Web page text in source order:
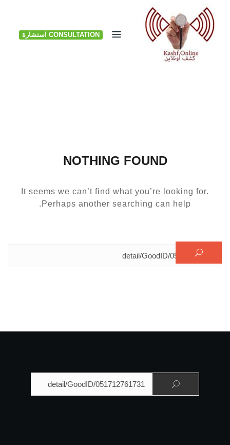
Skip
content
CONSULTATION استشارة
NOTHING FOUND
It seems we can’t find what you’re looking for.
Perhaps another searching can help.
البحث عن: